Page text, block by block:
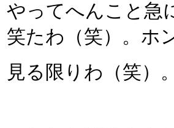
やってへんこと急
笑たわ（笑）。ホ
見る限りわ（笑）。